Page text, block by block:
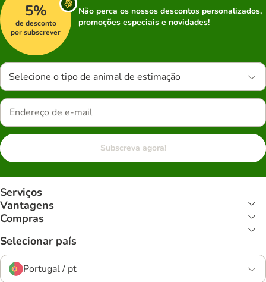
5%
de desconto
por subscrever
Não perca os nossos descontos personalizados,
promoções especiais e novidades!
Selecione o tipo de animal de estimação
Subscreva agora!
Serviços
Vantagens
Compras
Selecionar país
Portugal / pt